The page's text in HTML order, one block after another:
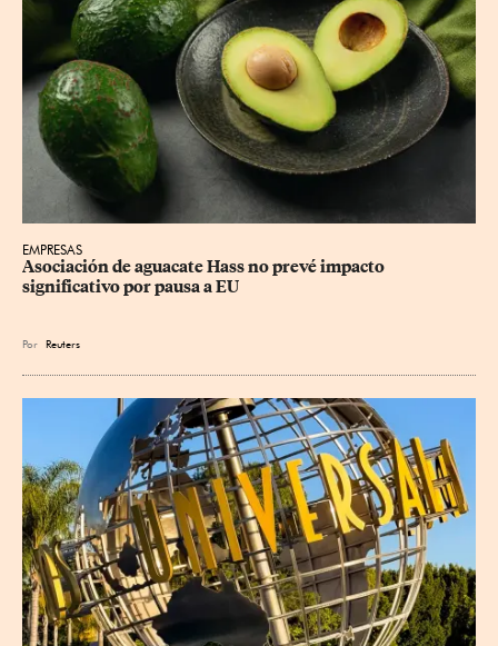
EMPRESAS
Asociación de aguacate Hass no prevé impacto
significativo por pausa a EU
Por Reuters